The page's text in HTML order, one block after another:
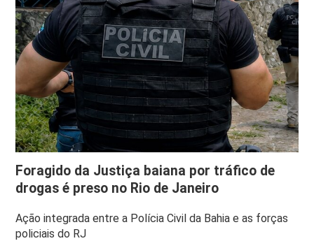
Foragido da Justiça baiana por tráfico de
drogas é preso no Rio de Janeiro
Ação integrada entre a Polícia Civil da Bahia e as forças
policiais do RJ